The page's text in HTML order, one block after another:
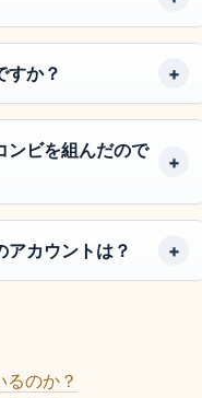
すか？
ンビを組んだので
アカウントは？
のか？